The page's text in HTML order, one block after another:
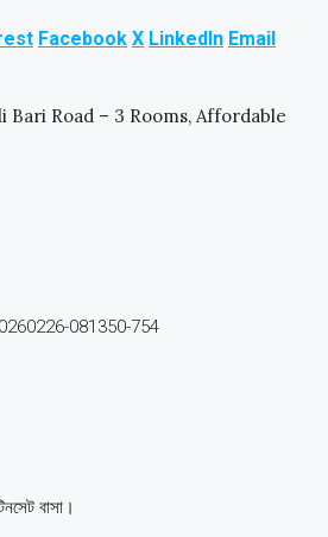
Facebook X LinkedIn Email
Bari Road – 3 Rooms, Affordable
081350-754
বাসা।